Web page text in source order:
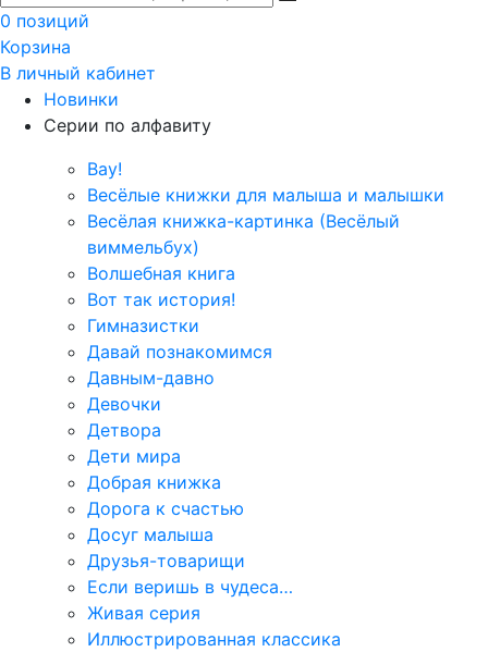
0 позиций
Корзина
В личный кабинет
Новинки
Серии по алфавиту
Вау!
Весёлые книжки для малыша и малышки
Весёлая книжка-картинка (Весёлый
виммельбух)
Волшебная книга
Вот так история!
Гимназистки
Давай познакомимся
Давным-давно
Девочки
Детвора
Дети мира
Добрая книжка
Дорога к счастью
Досуг малыша
Друзья-товарищи
Если веришь в чудеса…
Живая серия
Иллюстрированная классика